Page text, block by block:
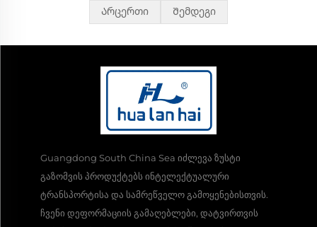
Არცერთი Შემდეგი
Guangdong South China Sea იძლევა ზუსტი
გაზომვის პროდუქტებს ინტელექტუალური
ტრანსპორტისა და სამრეწველო გამოყენებისთვის.
ჩვენი დეფორმაციის გამაღებლები, დატვირთვის